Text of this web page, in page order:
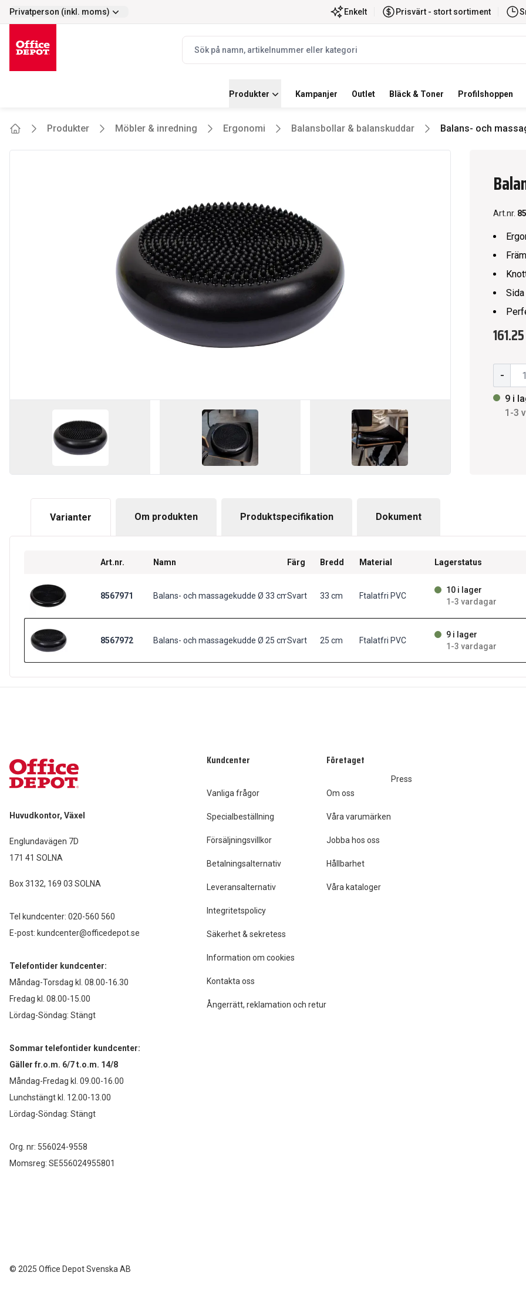
selector.vat
Privatperson (inkl. moms) Snabb leverans
Enkelt Prisvärt - stort sortiment
navbar.quicksearch.label
Produkter Kampanjer Outlet Bläck & Toner Profilshoppen
Produkter Möbler & inredning Ergonomi Balansbollar & balanskuddar Balans- och
Art.nr.
-
9 i
1-3
Varianter Om produkten Produktspecifikation Dokument
Art.nr. Namn Färg Bredd Material Lagerstatus
8567971 Balans- och massagekudde Ø 33 cm svart
Svart 33 cm Ftalatfri PVC
10 i lager
1-3 vardagar
8567972 Balans- och massagekudde Ø 25 cm svart
Svart 25 cm Ftalatfri PVC
9 i lager
1-3 vardagar
Huvudkontor, Växel
Englundavägen 7D
171 41 SOLNA
Box 3132, 169 03 SOLNA
Tel kundcenter: 020-560 560
E-post: kundcenter@officedepot.se
Telefontider kundcenter:
Måndag-Torsdag kl. 08.00-16.30
Fredag kl. 08.00-15.00
Lördag-Söndag: Stängt
Sommar telefontider kundcenter:
Gäller fr.o.m. 6/7 t.o.m. 14/8
Måndag-Fredag kl. 09.00-16.00
Lunchstängt kl. 12.00-13.00
Lördag-Söndag: Stängt
Org. nr: 556024-9558
Momsreg: SE556024955801
Kundcenter
Vanliga frågor
Specialbeställning
Försäljningsvillkor
Betalningsalternativ
Leveransalternativ
Integritetspolicy
Säkerhet & sekretess
Information om cookies
Kontakta oss
Ångerrätt, reklamation och retur
Företaget
Om oss
Våra varumärken
Jobba hos oss
Hållbarhet
Våra kataloger
Press
© 2025 Office Depot Svenska AB